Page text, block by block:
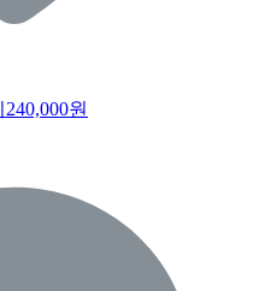
240,000원